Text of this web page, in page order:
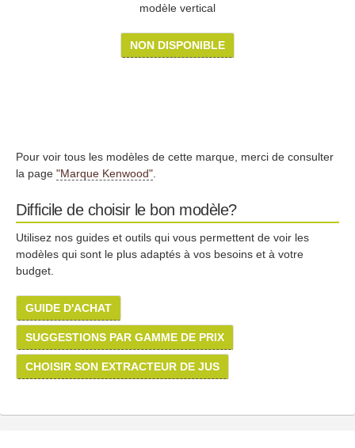
modèle vertical
NON DISPONIBLE
Pour voir tous les modèles de cette marque, merci de consulter
la page "Marque Kenwood"
Difficile de choisir le bon modèle?
Utilisez nos guides et outils qui vous permettent de voir les
modèles qui sont le plus adaptés à vos besoins et à votre
budget.
GUIDE D'ACHAT
SUGGESTIONS PAR GAMME DE PRIX
CHOISIR SON EXTRACTEUR DE JUS